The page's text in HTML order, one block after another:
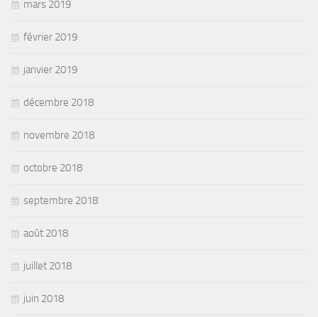
mars 2019
février 2019
janvier 2019
décembre 2018
novembre 2018
octobre 2018
septembre 2018
août 2018
juillet 2018
juin 2018